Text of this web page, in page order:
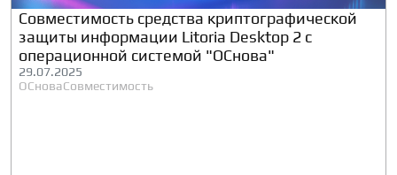
Cовместимость средства криптографической
защиты информации Litoria Desktop 2 с
операционной системой "ОСнова"
29.07.2025
ОСноваСовместимость